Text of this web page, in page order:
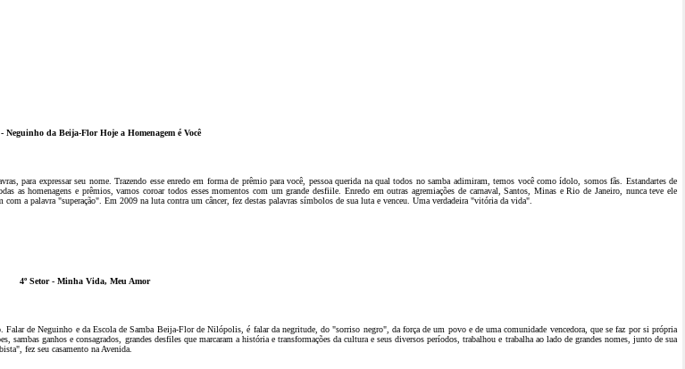
- Neguinho da Beija-Flor Hoje a Homenagem é Você
expressar seu nome. Trazendo esse enredo em forma de prêmio para você, pessoa querida na qual todos no samba adimiram, temos você como ídolo, somos fãs. Estandartes de
homenagens e prêmios, vamos coroar todos esses momentos com um grande desfiile. Enredo em outras agremiações de carnaval, Santos, Minas e Rio de Janeiro, nunca teve ele
a palavra "superação". Em 2009 na luta contra um câncer, fez destas palavras símbolos de sua luta e venceu. Uma verdadeira "vitória da vida".
4º Setor - Minha Vida, Meu Amor
Falar de Neguinho e da Escola de Samba Beija-Flor de Nilópolis, é falar da negritude, do "sorriso negro", da força de um povo e de uma comunidade vencedora, que se faz por si própria
ganhos e consagrados, grandes desfiles que marcaram a história e transformações da cultura e seus diversos períodos, trabalhou e trabalha ao lado de grandes nomes, junto de sua
fez seu casamento na Avenida.